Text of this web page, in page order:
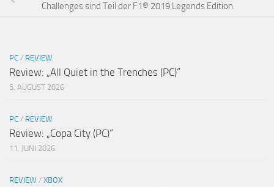
Challenges sind Teil der F1® 2019 Legends Edition
PC / REVIEW
Review: „All Quiet in the Trenches (PC)“
5. AUGUST 2026
PC / REVIEW
Review: „Copa City (PC)“
11. JUNI 2026
REVIEW / XBOX